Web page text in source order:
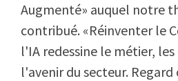
Augmenté» auquel notre
contribué. «Réinventer le
l'IA redessine le métier,
l'avenir du secteur.